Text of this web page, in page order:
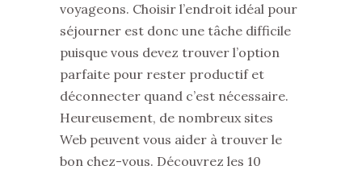
voyageons. Choisir l’endroit idéal pour
séjourner est donc une tâche difficile
puisque vous devez trouver l’option
parfaite pour rester productif et
déconnecter quand c’est nécessaire.
Heureusement, de nombreux sites
Web peuvent vous aider à trouver le
bon chez-vous. Découvrez les 10